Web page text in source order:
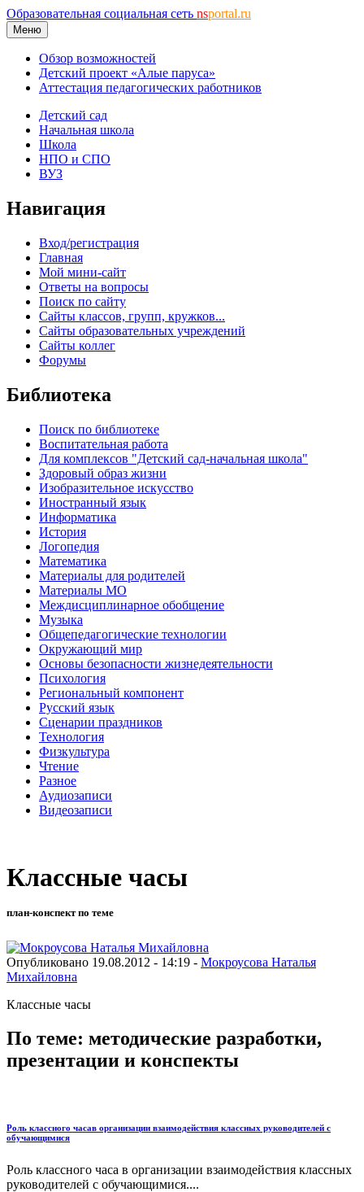
Образовательная социальная сеть nsportal.ru
Меню
Обзор возможностей
Детский проект «Алые паруса»
Аттестация педагогических работников
Детский сад
Начальная школа
Школа
НПО и СПО
ВУЗ
Навигация
Вход/регистрация
Главная
Мой мини-сайт
Ответы на вопросы
Поиск по сайту
Сайты классов, групп, кружков...
Сайты образовательных учреждений
Сайты коллег
Форумы
Библиотека
Поиск по библиотеке
Воспитательная работа
Для комплексов "Детский сад-начальная школа"
Здоровый образ жизни
Изобразительное искусство
Иностранный язык
Информатика
История
Логопедия
Математика
Материалы для родителей
Материалы МО
Междисциплинарное обобщение
Музыка
Общепедагогические технологии
Окружающий мир
Основы безопасности жизнедеятельности
Психология
Региональный компонент
Русский язык
Сценарии праздников
Технология
Физкультура
Чтение
Разное
Аудиозаписи
Видеозаписи
Классные часы
план-конспект по теме
Опубликовано 19.08.2012 - 14:19 - Мокроусова Наталья
Михайловна
Классные часы
По теме: методические разработки,
презентации и конспекты
Роль классного часав организации взаимодействия классных руководителей с
обучающимися
Роль классного часа в организации взаимодействия классных
руководителей с обучающимися....